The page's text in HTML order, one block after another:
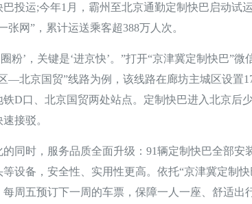
巴投运;今年1月，霸州至北京通勤定制快巴启动
张网”，累计运送乘客超388万人次。
’，关键是‘进京快’。”打开“京津冀定制快巴”微
—北京国贸”线路为例，该线路在廊坊主城区设置
铁D口、北京国贸两处站点。定制快巴进入北京后
接驳。
时，服务品质全面升级：91辆定制快巴全部安
设备，安全性、实用性更高。依托“京津冀定制
周五预订下一周的车票，保障一人一座、舒适出